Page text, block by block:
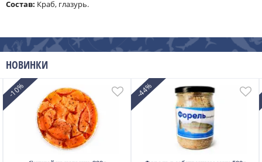
Cостав: Краб, глазурь.
НОВИНКИ
-10% -44%